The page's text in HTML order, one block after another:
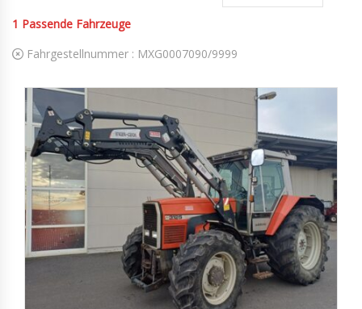
1 Passende Fahrzeuge
Fahrgestellnummer : MXG0007090/9999